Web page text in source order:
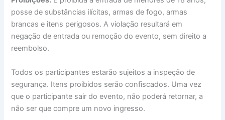
posse de substâncias ilícitas, armas de fogo, armas
brancas e itens perigosos. A violação resultará em
negação de entrada ou remoção do evento, sem direito a
reembolso.
Todos os participantes estarão sujeitos a inspeção de
segurança. Itens proibidos serão confiscados. Uma vez
que o participante sair do evento, não poderá retornar, a
não ser que compre um novo ingresso.